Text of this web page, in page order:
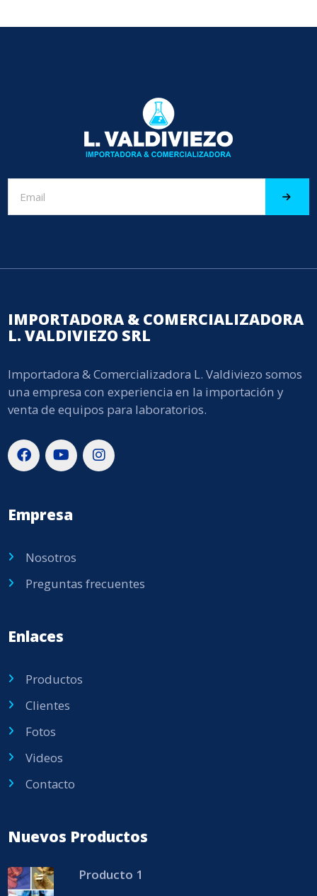
IMPORTADORA & COMERCIALIZADORA
L. VALDIVIEZO SRL
Importadora & Comercializadora L. Valdiviezo somos
una empresa con experiencia en la importación y
venta de equipos para laboratorios.
Empresa
Nosotros
Preguntas frecuentes
Enlaces
Productos
Clientes
Fotos
Videos
Contacto
Nuevos Productos
Producto 1